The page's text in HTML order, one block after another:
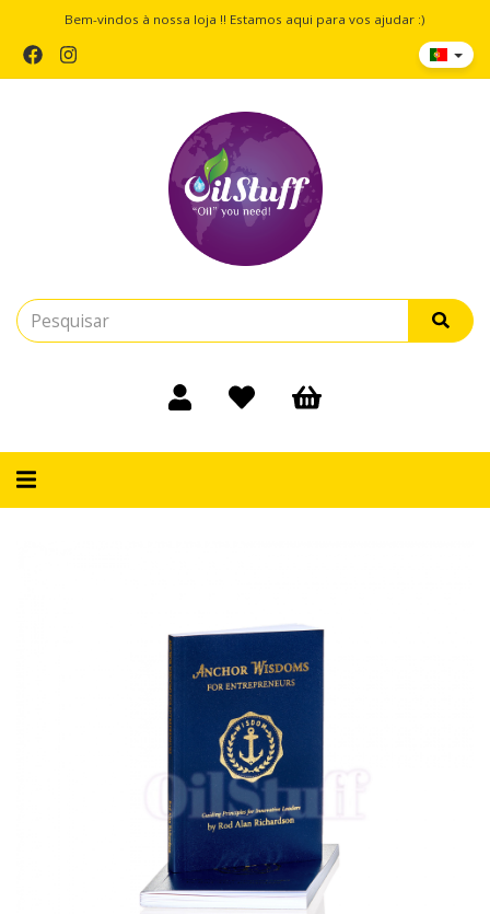
Bem-vindos à nossa loja !! Estamos aqui para vos ajudar :)
Alternar